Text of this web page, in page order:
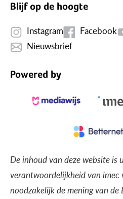
Blijf op de hoogte
Instagram Facebook
Nieuwsbrief
Powered by
De inhoud van deze website is
verantwoordelijkheid van imec
noodzakelijk de mening van de